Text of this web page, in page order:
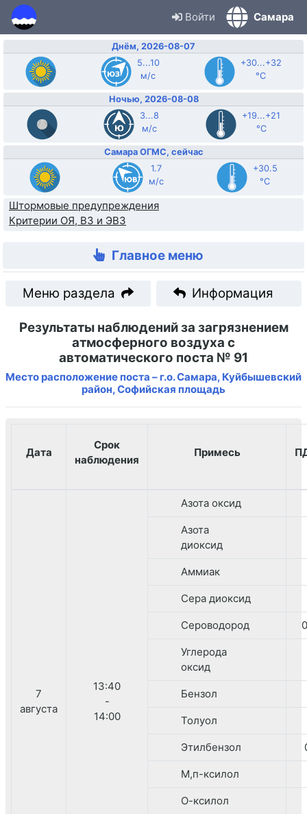
Войти Самара
Днём, 2026-08-07
5...10
м/с
+30...+32
°C
Ночью, 2026-08-08
3...8
м/с
+19...+21
°C
Самара ОГМС, сейчас
1.7
м/с
+30.5
°C
Штормовые предупреждения
Критерии ОЯ, ВЗ и ЭВЗ
Главное меню
Меню раздела Информация
Результаты наблюдений за загрязнением
атмосферного воздуха с
автоматического поста № 91
Место расположение поста – г.о. Самара, Куйбышевский
район, Софийская площадь
Дата
Срок
наблюдения
Примесь
7
августа
13:40
-
14:00
Азота оксид
Азота
диоксид
Аммиак
Сера диоксид
Сероводород
Углерода
оксид
Бензол
Толуол
Этилбензол
М,п-ксилол
О-ксилол